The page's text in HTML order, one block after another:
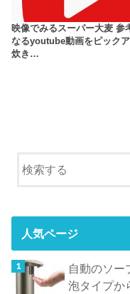
映像でみるスーパー大麦 参
なるyoutube動画をピック
炊き…
人気ページ
自動のソー
泡タイプか